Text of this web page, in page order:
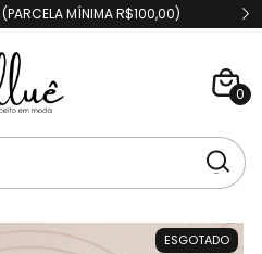
MÍNIMA R$100,00)
0
ESGOTADO